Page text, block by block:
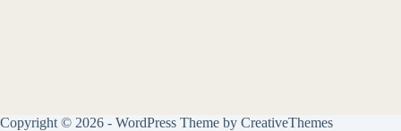
Copyright © 2026 - WordPress Theme by CreativeThemes